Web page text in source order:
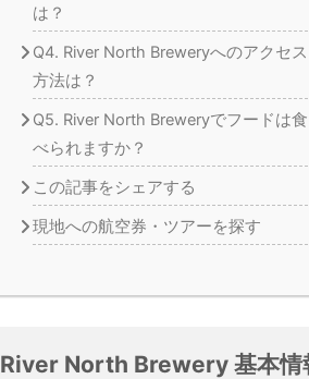
は？
Q4. River North Breweryへのアクセス
方法は？
Q5. River North Breweryでフードは食
べられますか？
この記事をシェアする
現地への航空券・ツアーを探す
River North Brewery 基本情